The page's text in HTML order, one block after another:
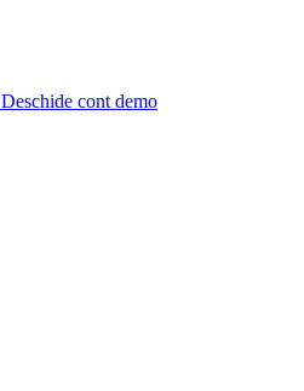
Deschide cont demo